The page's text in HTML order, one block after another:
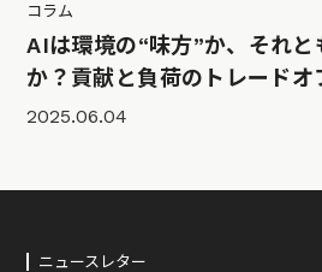
コラム
AIは環境の“味方”か、それと
か？貢献と負荷のトレードオ
2025.06.04
ニュースレター